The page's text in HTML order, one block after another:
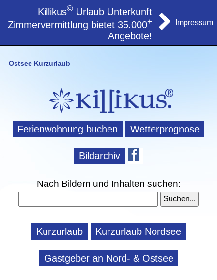
Killikus© Urlaub Unterkunft
Zimmervermittlung bietet 35.000+
Angebote!
Impressum
Ostsee Kurzurlaub
Ferienwohnung buchen Wetterprognose
Bildarchiv
Nach Bildern und Inhalten suchen:
Kurzurlaub Kurzurlaub Nordsee
Gastgeber an Nord- & Ostsee